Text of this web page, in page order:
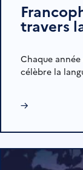
travers
Chaque
célèbre la
→